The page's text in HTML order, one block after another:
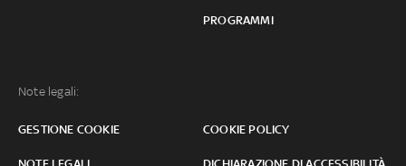
PROGRAMMI
Note legali:
GESTIONE COOKIE COOKIE POLICY